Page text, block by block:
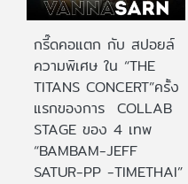
กรี๊ดคอแตก กับ สปอยล์
ความพิเศษ ใน “THE
TITANS CONCERT”ครั้ง
แรกของการ COLLAB
STAGE ของ 4 เทพ
“BAMBAM-JEFF
SATUR-PP -TIMETHAI”